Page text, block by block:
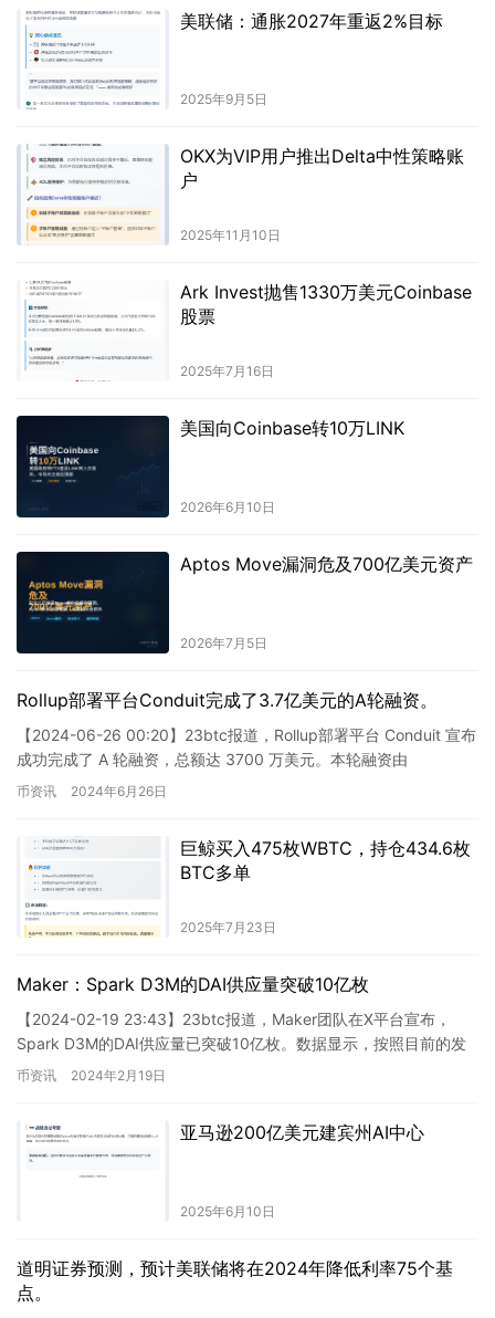
美联储：通胀2027年重返2%目标
2025年9月5日
OKX为VIP用户推出Delta中性策略账
户
2025年11月10日
Ark Invest抛售1330万美元Coinbase
股票
2025年7月16日
美国向Coinbase转10万LINK
2026年6月10日
Aptos Move漏洞危及700亿美元资产
2026年7月5日
Rollup部署平台Conduit完成了3.7亿美元的A轮融资。
【2024-06-26 00:20】23btc报道，Rollup部署平台 Conduit 宣布
成功完成了 A 轮融资，总额达 3700 万美元。本轮融资由
Paradigm 和 H…
币资讯 2024年6月26日
巨鲸买入475枚WBTC，持仓434.6枚
BTC多单
2025年7月23日
Maker：Spark D3M的DAI供应量突破10亿枚
【2024-02-19 23:43】23btc报道，Maker团队在X平台宣布，
Spark D3M的DAI供应量已突破10亿枚。数据显示，按照目前的发
行速度，过去一周每天新增18,…
币资讯 2024年2月19日
亚马逊200亿美元建宾州AI中心
2025年6月10日
道明证券预测，预计美联储将在2024年降低利率75个基
点。